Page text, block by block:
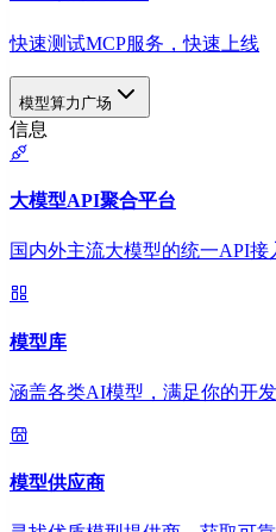
快速测试MCP服务，快速上线
模型算力广场
信息
大模型API聚合平台
国内外主流大模型的统一API接
模型库
涵盖各类AI模型，满足你的开
模型供应商